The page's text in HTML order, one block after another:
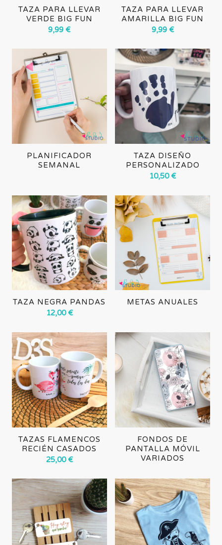
TAZA PARA LLEVAR
VERDE BIG FUN
9,99€
TAZA PARA LLEVAR
AMARILLA BIG FUN
9,99 €
PLANIFICADOR
SEMANAL
TAZA DISEÑO
PERSONALIZADO
10,50€
TAZA NEGRA PANDAS
12,00€
METAS ANUALES
TAZAS FLAMENCOS
RECIÉN CASADOS
25,00€
FONDOS DE
PANTALLA MÓVIL
VARIADOS